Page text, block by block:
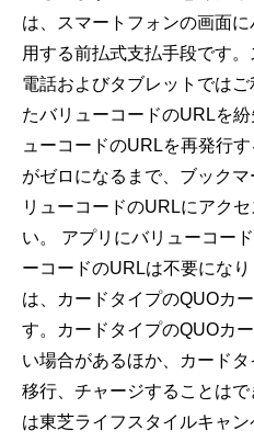
は、スマートフォンの画面
用する前払式支払手段です
電話およびタブレットでは
たバリューコードのURLを
ューコードのURLを再発行
がゼロになるまで、ブック
リューコードのURLにアク
い。 アプリにバリューコー
ーコードのURLは不要になり
は、カードタイプのQUOカ
す。カードタイプのQUOカ
い場合があるほか、カード
移行、チャージすることは
は東芝ライフスタイルキャ